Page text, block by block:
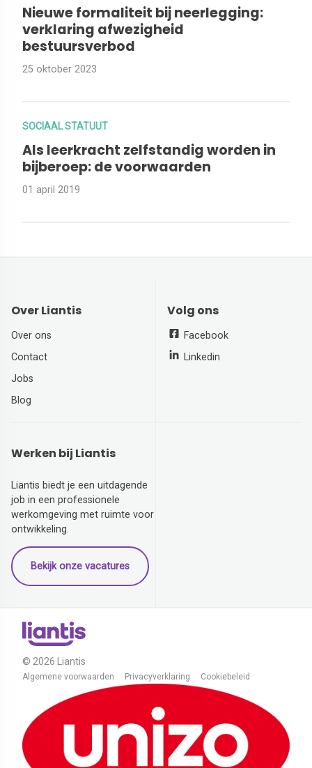
Nieuwe formaliteit bij neerlegging:
verklaring afwezigheid
bestuursverbod
25 oktober 2023
SOCIAAL STATUUT
Als leerkracht zelfstandig worden in
bijberoep: de voorwaarden
01 april 2019
Over Liantis
Over ons
Contact
Jobs
Blog
Volg ons
Facebook
Linkedin
Werken bij Liantis
Liantis biedt je een uitdagende
job in een professionele
werkomgeving met ruimte voor
ontwikkeling.
Bekijk onze vacatures
© 2026 Liantis
Algemene voorwaarden Privacyverklaring Cookiebeleid